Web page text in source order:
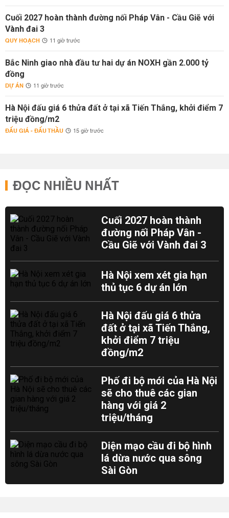
Cuối 2027 hoàn thành đường nối Pháp Vân - Cầu Giẽ với
Vành đai 3
QUY HOẠCH 11 giờ trước
Bắc Ninh giao nhà đầu tư hai dự án NOXH gần 2.000 tỷ
đồng
DỰ ÁN 11 giờ trước
Hà Nội đấu giá 6 thửa đất ở tại xã Tiến Thắng, khởi điểm 7
triệu đồng/m2
ĐẤU GIÁ - ĐẤU THẦU 15 giờ trước
ĐỌC NHIỀU NHẤT
Cuối 2027 hoàn thành
đường nối Pháp Vân -
Cầu Giẽ với Vành đai 3
Hà Nội xem xét gia hạn
thủ tục 6 dự án lớn
Hà Nội đấu giá 6 thửa
đất ở tại xã Tiến Thắng,
khởi điểm 7 triệu
đồng/m2
Phố đi bộ mới của Hà Nội
sẽ cho thuê các gian
hàng với giá 2
triệu/tháng
Diện mạo cầu đi bộ hình
lá dừa nước qua sông
Sài Gòn